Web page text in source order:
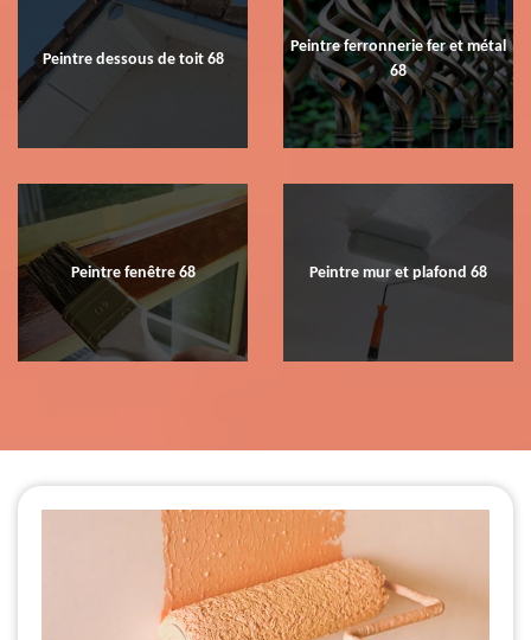
Peintre dessous de toit 68
Peintre ferronnerie fer et métal
68
Peintre fenêtre 68 Peintre mur et plafond 68